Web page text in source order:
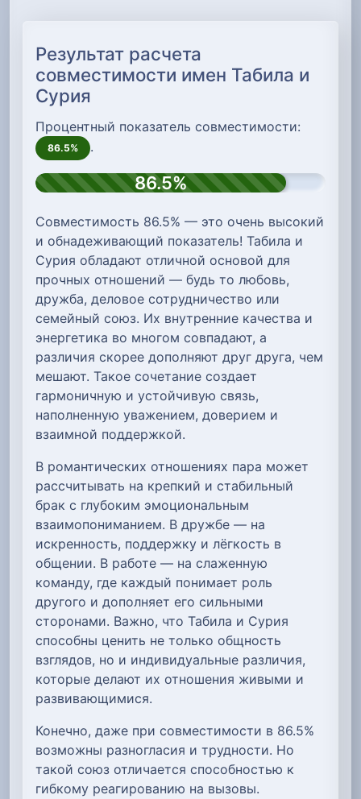
Результат расчета
совместимости имен Табила и
Сурия
Процентный показатель совместимости:
86.5% .
86.5%
Совместимость 86.5% — это очень высокий
и обнадеживающий показатель! Табила и
Сурия обладают отличной основой для
прочных отношений — будь то любовь,
дружба, деловое сотрудничество или
семейный союз. Их внутренние качества и
энергетика во многом совпадают, а
различия скорее дополняют друг друга, чем
мешают. Такое сочетание создает
гармоничную и устойчивую связь,
наполненную уважением, доверием и
взаимной поддержкой.
В романтических отношениях пара может
рассчитывать на крепкий и стабильный
брак с глубоким эмоциональным
взаимопониманием. В дружбе — на
искренность, поддержку и лёгкость в
общении. В работе — на слаженную
команду, где каждый понимает роль
другого и дополняет его сильными
сторонами. Важно, что Табила и Сурия
способны ценить не только общность
взглядов, но и индивидуальные различия,
которые делают их отношения живыми и
развивающимися.
Конечно, даже при совместимости в 86.5%
возможны разногласия и трудности. Но
такой союз отличается способностью к
гибкому реагированию на вызовы.